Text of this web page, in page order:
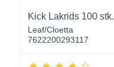
Kick Lakrids 100 stk.
Leaf/Cloetta
7622200293117